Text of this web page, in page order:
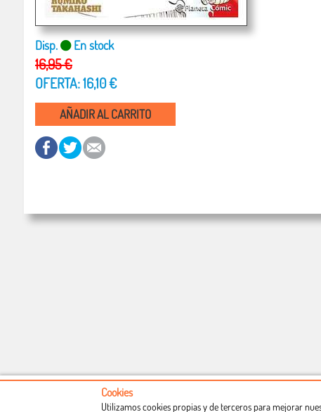
Disp. En stock
16,95 €
OFERTA: 16,10 €
AÑADIR AL CARRITO
Cookies
Utilizamos cookies propias y de terceros para mejorar